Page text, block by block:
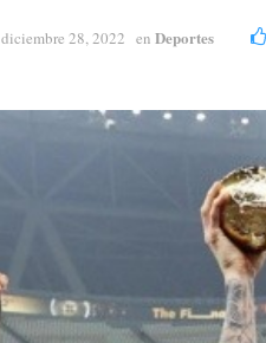
diciembre 28, 2022 en Deportes